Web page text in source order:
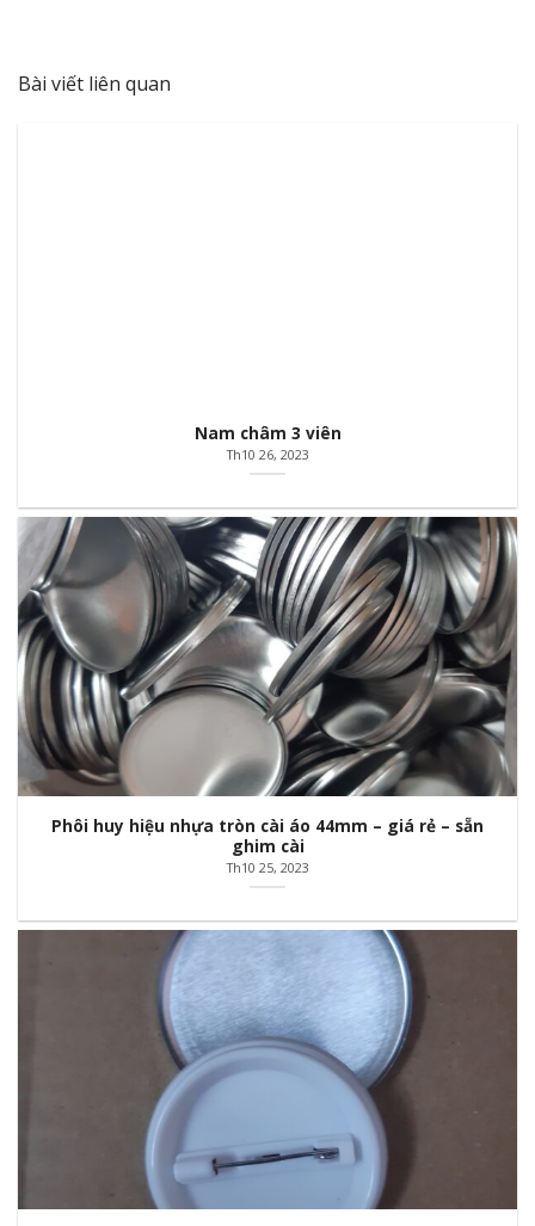
Bài viết liên quan
Nam châm 3 viên
Th10 26, 2023
Phôi huy hiệu nhựa tròn cài áo 44mm – giá rẻ – sẵn
ghim cài
Th10 25, 2023